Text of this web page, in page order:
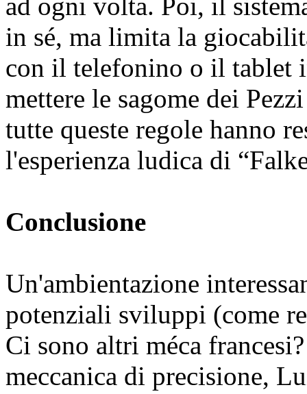
in sé, ma limita la
con il telefonino o il tablet
mettere le sagome dei
tutte queste regole hanno
l'esperienza ludica di
Conclusione
Un'ambientazione
potenziali sviluppi (come
Ci sono altri méca
meccanica di precisione,